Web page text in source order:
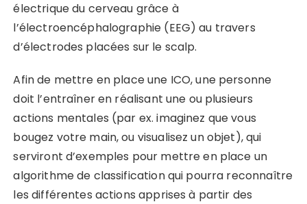
électrique du cerveau grâce à
l’électroencéphalographie (EEG) au travers
d’électrodes placées sur le scalp.
Afin de mettre en place une ICO, une personne
doit l’entraîner en réalisant une ou plusieurs
actions mentales (par ex. imaginez que vous
bougez votre main, ou visualisez un objet), qui
serviront d’exemples pour mettre en place un
algorithme de classification qui pourra reconnaître
les différentes actions apprises à partir des